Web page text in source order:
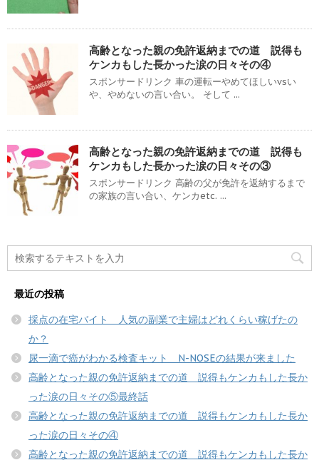
高齢となった親の免許返納までの道 説得も
ケンカもした長かった涙の日々その④
スポンサードリンク 車の運転ーやめてほしいvsい
や、やめないの言い合い。 そして ...
高齢となった親の免許返納までの道 説得も
ケンカもした長かった涙の日々その③
スポンサードリンク 高齢の父が免許を返納するまで
の家族の言い合い、ケンカetc. ...
最近の投稿
採点の在宅バイト 人気の副業で主婦はどれくらい稼げたの
か？
尿一滴で癌がわかる検査キット N-NOSEの結果が来ました
高齢となった親の免許返納までの道 説得もケンカもした長か
った涙の日々その⑤最終話
高齢となった親の免許返納までの道 説得もケンカもした長か
った涙の日々その④
高齢となった親の免許返納までの道 説得もケンカもした長か